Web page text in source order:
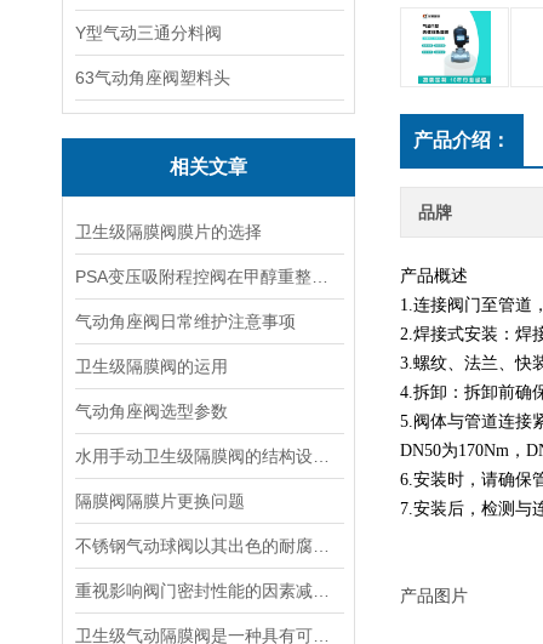
Y型气动三通分料阀
63气动角座阀塑料头
相关文章
卫生级隔膜阀膜片的选择
气动角座阀日常维护注意事项
卫生级隔膜阀的运用
气动角座阀选型参数
隔膜阀隔膜片更换问题
产品介绍：
品牌
产品概述
1.连接阀门至管道
2.焊接式安装：焊
3.螺纹、法兰、快
4.拆卸：拆卸前确
5.阀体与管道连接
DN50为170Nm，
6.安装时，请确保
7.安装后，检测与
产品图片